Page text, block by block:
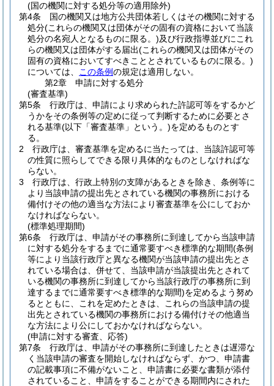
(国の機関に対する処分等の適用除外)
第4条
国の機関又は地方公共団体若しくはその機関に対する
処分(これらの機関又は団体がその固有の資格において当該
処分の名宛人となるものに限る。)及び行政指導並びにこれ
らの機関又は団体がする届出(これらの機関又は団体がその
固有の資格においてすべきこととされているものに限る。)
については、
この条例の規定は適用しない。
第2章
申請に対する処分
(審査基準)
第5条
行政庁は、申請により求められた許認可等をするかど
うかをその条例等の定めに従って判断するために必要とさ
れる基準(以下「審査基準」という。)を定めるものとす
る。
2
行政庁は、審査基準を定めるに当たっては、当該許認可等
の性質に照らしてできる限り具体的なものとしなければな
らない。
3
行政庁は、行政上特別の支障があるときを除き、条例等に
より当該申請の提出先とされている機関の事務所における
備付けその他の適当な方法により審査基準を公にしておか
なければならない。
(標準処理期間)
第6条
行政庁は、申請がその事務所に到達してから当該申請
に対する処分をするまでに通常要すべき標準的な期間(条例
等により当該行政庁と異なる機関が当該申請の提出先とさ
れている場合は、併せて、当該申請が当該提出先とされて
いる機関の事務所に到達してから当該行政庁の事務所に到
達するまでに通常要すべき標準的な期間)を定めるよう努め
るとともに、これを定めたときは、これらの当該申請の提
出先とされている機関の事務所における備付けその他適当
な方法により公にしておかなければならない。
(申請に対する審査、応答)
第7条
行政庁は、申請がその事務所に到達したときは遅滞な
く当該申請の審査を開始しなければならず、かつ、申請書
の記載事項に不備がないこと、申請書に必要な書類が添付
されていること、申請をすることができる期間内にされた